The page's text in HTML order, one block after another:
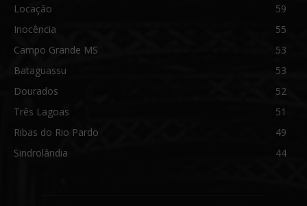
Locação
59
Inocência
55
Campo Grande MS
53
Bataguassu
53
Dourados
52
Três Lagoas
51
Ribas do Rio Pardo
49
Sindrolândia
44